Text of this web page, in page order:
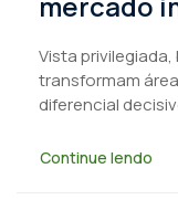
Vista
transformam
diferencial
Continue lendo